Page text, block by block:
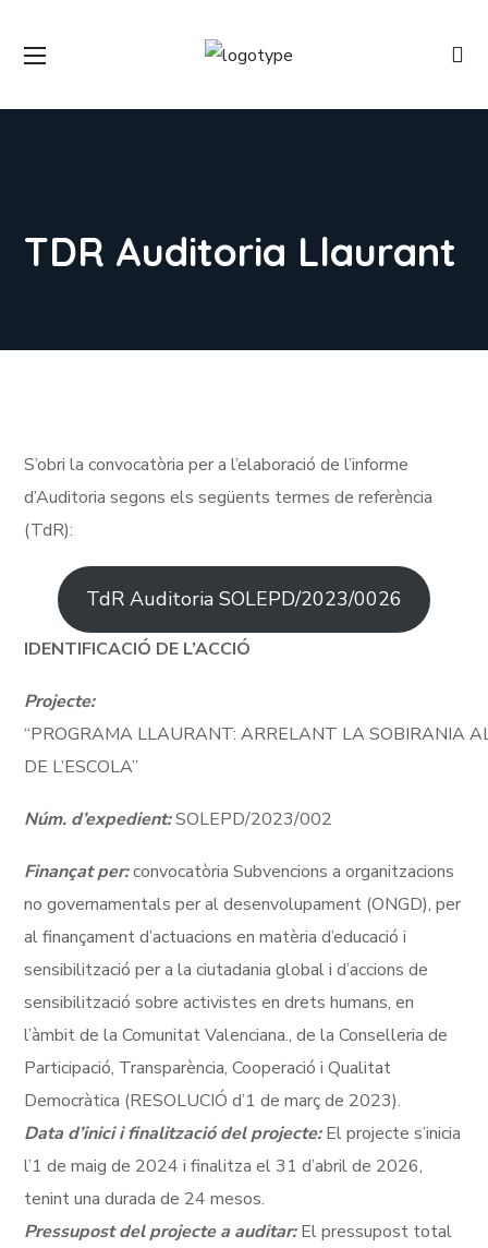
TDR Auditoria Llaurant
S’obri la convocatòria per a l’elaboració de l’informe
d’Auditoria segons els següents termes de referència
(TdR):
TdR Auditoria SOLEPD/2023/0026
IDENTIFICACIÓ DE L’ACCIÓ
Projecte:
“PROGRAMA LLAURANT: ARRELANT LA SOBIRANIA
DE L’ESCOLA”
Núm. d’expedient:SOLEPD/2023/002
Finançat per:convocatòria Subvencions a organitzacions
no governamentals per al desenvolupament (ONGD), per
al finançament d’actuacions en matèria d’educació i
sensibilització per a la ciutadania global i d’accions de
sensibilització sobre activistes en drets humans, en
l’àmbit de la Comunitat Valenciana., de la Conselleria de
Participació, Transparència, Cooperació i Qualitat
Democràtica (RESOLUCIÓ d’1 de març de 2023).
Data d’inici i finalització del projecte:El projecte s’inicia
l’1 de maig de 2024 i finalitza el 31 d’abril de 2026,
tenint una durada de 24 mesos.
Pressupost del projecte a auditar:El pressupost total